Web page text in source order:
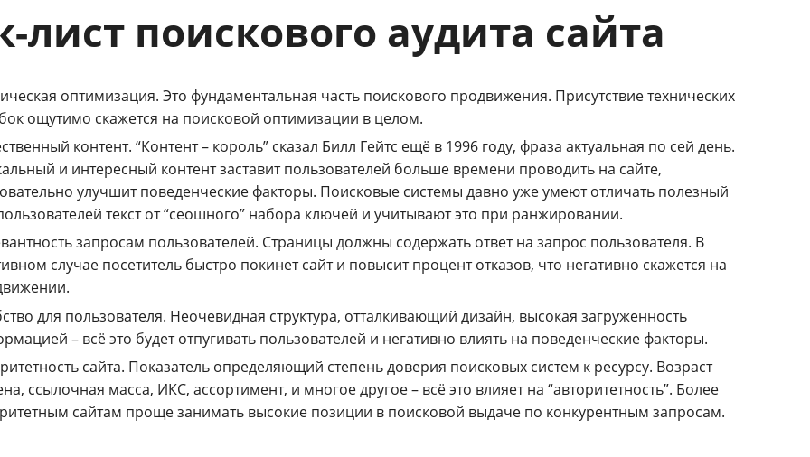
лист поискового аудита сайта
оптимизация. Это фундаментальная часть поискового продвижения. Присутствие технических
ощутимо скажется на поисковой оптимизации в целом.
контент. “Контент – король” сказал Билл Гейтс ещё в 1996 году, фраза актуальная по сей день.
и интересный контент заставит пользователей больше времени проводить на сайте,
улучшит поведенческие факторы. Поисковые системы давно уже умеют отличать полезный
текст от “сеошного” набора ключей и учитывают это при ранжировании.
запросам пользователей. Страницы должны содержать ответ на запрос пользователя. В
случае посетитель быстро покинет сайт и повысит процент отказов, что негативно скажется на
для пользователя. Неочевидная структура, отталкивающий дизайн, высокая загруженность
– всё это будет отпугивать пользователей и негативно влиять на поведенческие факторы.
сайта. Показатель определяющий степень доверия поисковых систем к ресурсу. Возраст
ссылочная масса, ИКС, ассортимент, и многое другое – всё это влияет на “авторитетность”. Более
сайтам проще занимать высокие позиции в поисковой выдаче по конкурентным запросам.